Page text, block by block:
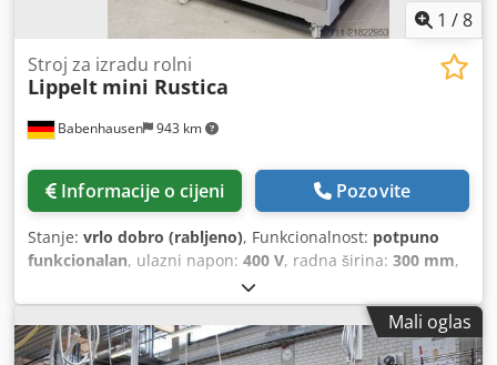
1 /8
Babenhausen 943 km
Stroj za izradu rolni
Lippelt mini Rustica
Informacije o cijeni Pozovite
Stanje: vrlo dobro (rabljeno), Funkcionalnost: potpuno
funkcionalan, ulazni napon: 400 V, radna širina: 300 mm,
, ukupna dužina:
ukupna visina:1.370 mm, DGUV certificiran do:09/2027,
vrsta ulazne struje:trofazni, širina transportnog pojasa:
300 mm, godina posljednjeg generalnog remonta:2024,
Mali oglas